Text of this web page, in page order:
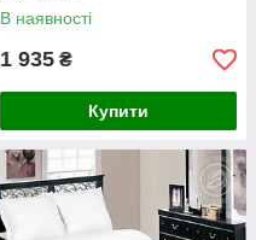
В наявності
1 935 ₴
Купити